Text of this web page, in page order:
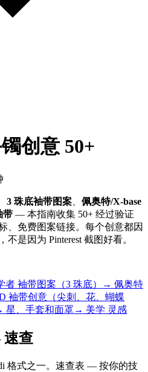
创意 50+
3 珠底袖带图案
佩奥特/X-base
带 — 本指南收集 50+ 经过验证
、免费图案链接。每个创意都因
是因为 Pinterest 截图好看。
者 袖带图案（3 珠底）
→ 佩奥特
袖带创意（尖刺、花、蝴蝶
星、手套和面罩→ 美学 灵感
查
格式之一。速查表 — 按你的技